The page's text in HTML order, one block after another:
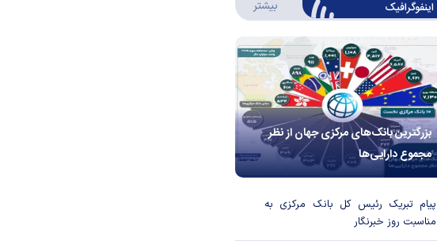
اینفوگرافیک بیشتر درباره اینفوگرافیک
بزرگترین بانک‌های مرکزی جهان از نظر
مجموع دارایی‌ها
پیام تبریک رئیس کل بانک مرکزی به
مناسبت روز خبرنگار